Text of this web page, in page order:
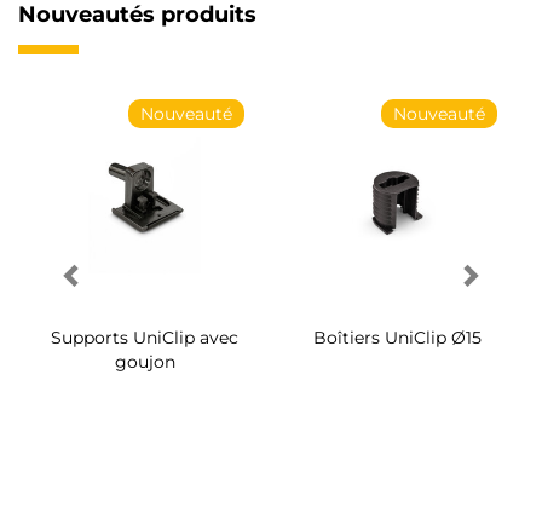
Nouveautés produits
Nouveauté
Supports UniClip avec
goujon
Nouveauté
Boîtiers UniClip Ø15